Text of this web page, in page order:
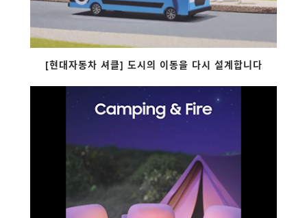
[현대자동차 셔클] 도시의 이동을 다시 설계합니다